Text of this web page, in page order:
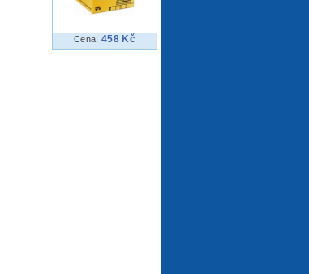
Cena: 458 Kč